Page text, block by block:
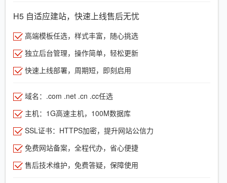
H5 自适应建站，快速上线售后无忧
高端模板任选，样式丰富，随心挑选
独立后台管理，操作简单，轻松更新
快速上线部署，周期短，即刻启用
域名：.com .net .cn .cc任选
主机：1G高速主机，100M数据库
SSL证书：HTTPS加密，提升网站公信力
免费网站备案，全程代办，省心便捷
售后技术维护，免费答疑，保障使用